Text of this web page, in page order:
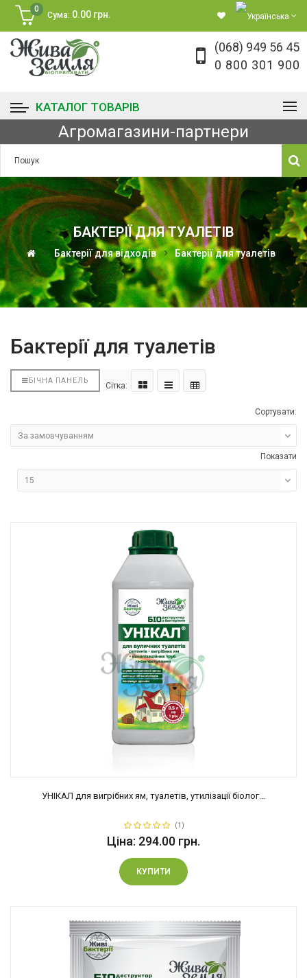
0
Сума: 0.00 грн.
(068) 949 56 45
0 800 301 900
КАТАЛОГ ТОВАРІВ
Агромагазини-партнери
БАКТЕРІЇ ДЛЯ ТУАЛЕТІВ
Бактерії для відходів Бактерії для туалетів
Бактерії для туалетів
БІЧНА ПАНЕЛЬ
Сітка:
Сортувати:
Показати
УНІКАЛ для вигрібних ям, туалетів, утилізації біолог...
(1)
Ціна: 294.00 грн.
КУПИТИ